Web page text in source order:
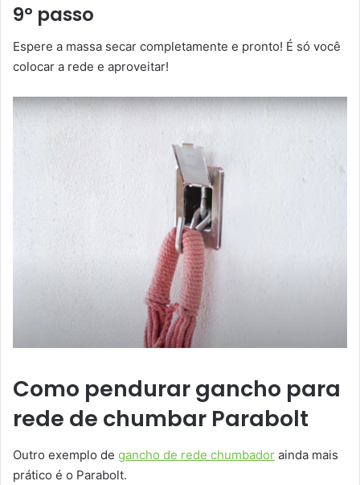
9º passo
Espere a massa secar completamente e pronto! É só você
colocar a rede e aproveitar!
Como pendurar gancho para
rede de chumbar Parabolt
Outro exemplo de gancho de rede chumbador ainda mais
prático é o Parabolt.